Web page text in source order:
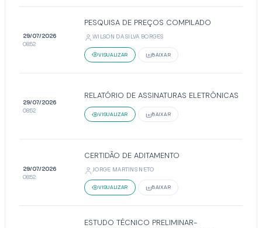
29/07/2026
08:52
PESQUISA DE PREÇOS COMPILADO
WILSON DA SILVA BORGES
VISUALIZAR BAIXAR
29/07/2026
08:52
RELATÓRIO DE ASSINATURAS ELETRÔNICAS
VISUALIZAR BAIXAR
29/07/2026
08:52
CERTIDÃO DE ADITAMENTO
JORGE MARTINS NETO
VISUALIZAR BAIXAR
ESTUDO TÉCNICO PRELIMINAR-